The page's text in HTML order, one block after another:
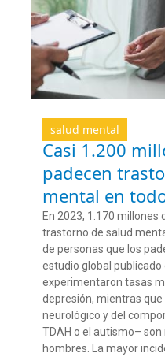
salud mental
Casi 1.200
padecen
mental en
En 2023, 1.170
trastorno de salud
de personas que los
estudio global publicado
experimentaron tasas
depresión, mientras
neurológico y del
TDAH o el autismo–
hombres. La mayor